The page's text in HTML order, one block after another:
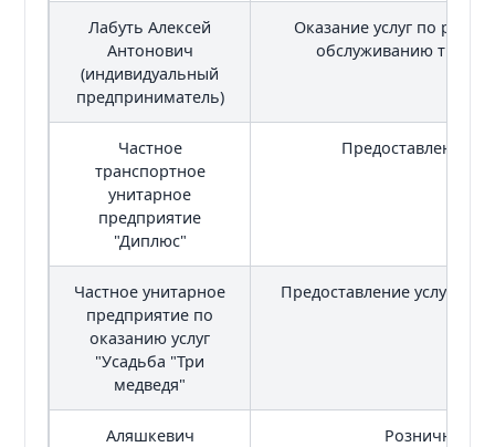
Лабуть Алексей
Антонович
(индивидуальный
предприниматель)
Оказание услуг по
обслуживанию
Частное
транспортное
унитарное
предприятие
"Диплюс"
Предоставление
Частное унитарное
предприятие по
оказанию услуг
"Усадьба "Три
медведя"
Предоставление услуг
Аляшкевич
Розничная